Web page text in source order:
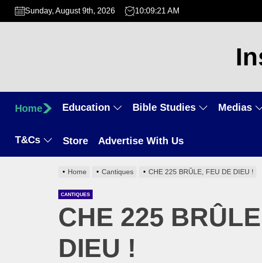
Skip
Sunday, August 9th, 2026 10:09:22 AM
Home Education Bible Studies Medias
T&Cs Store Advertise With Us
Home Cantiques CHE 225 BRÛLE, FEU DE DIEU !
CANTIQUES
CHE 225
DIEU !